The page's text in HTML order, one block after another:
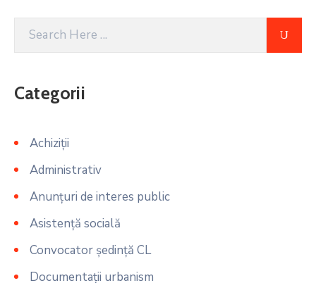
Categorii
Achiziții
Administrativ
Anunțuri de interes public
Asistență socială
Convocator ședință CL
Documentații urbanism